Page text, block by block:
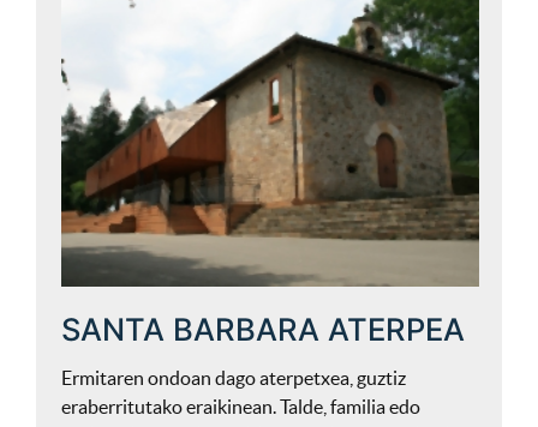
SANTA BARBARA ATERPEA
Ermitaren ondoan dago aterpetxea, guztiz
eraberritutako eraikinean. Talde, familia edo